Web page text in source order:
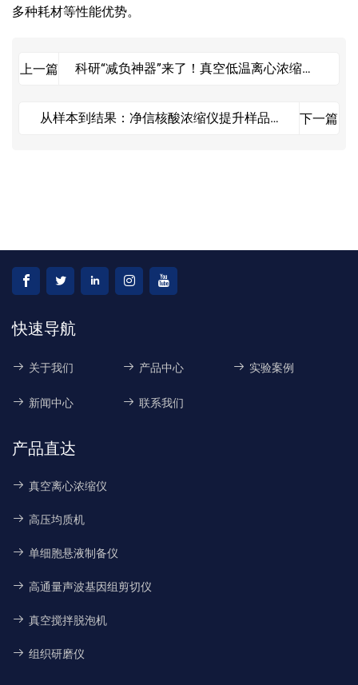
多种耗材等性能优势。
上一篇
科研“减负神器”来了！真空低温离心浓缩仪
从样本到结果：净信核酸浓缩仪提升样品浓
下一篇
快速导航
关于我们 产品中心 实验案例
新闻中心 联系我们
产品直达
真空离心浓缩仪
高压均质机
单细胞悬液制备仪
高通量声波基因组剪切仪
真空搅拌脱泡机
组织研磨仪